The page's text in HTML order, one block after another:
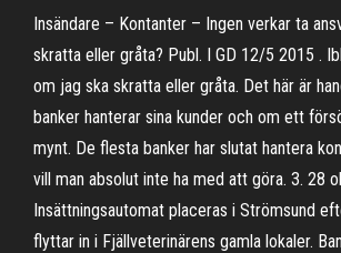
Insändare – Kontanter – Ingen verkar ta
skratta eller gråta? Publ. I GD 12/5 2015 .
om jag ska skratta eller gråta. Det här är
banker hanterar sina kunder och om ett
mynt. De flesta banker har slutat hantera
vill man absolut inte ha med att göra. 3. 28
Insättningsautomat placeras i Strömsund
flyttar in i Fjällveterinärens gamla lokaler.